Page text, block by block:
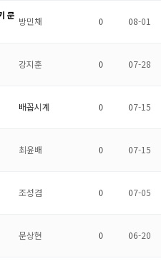
문
방민채 0 08-01
강지훈 0 07-28
배꼽시계 0 07-15
최윤배 0 07-15
조성겸 0 07-05
문상현 0 06-20